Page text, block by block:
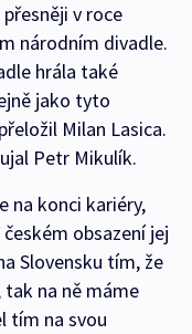
v roce
národním divadle.
hrála také
jako tyto
přeložil Milan Lasica.
Petr Mikulík.
na konci kariéry,
obsazení jej
Slovensku tím, že
na ně máme
tím na svou